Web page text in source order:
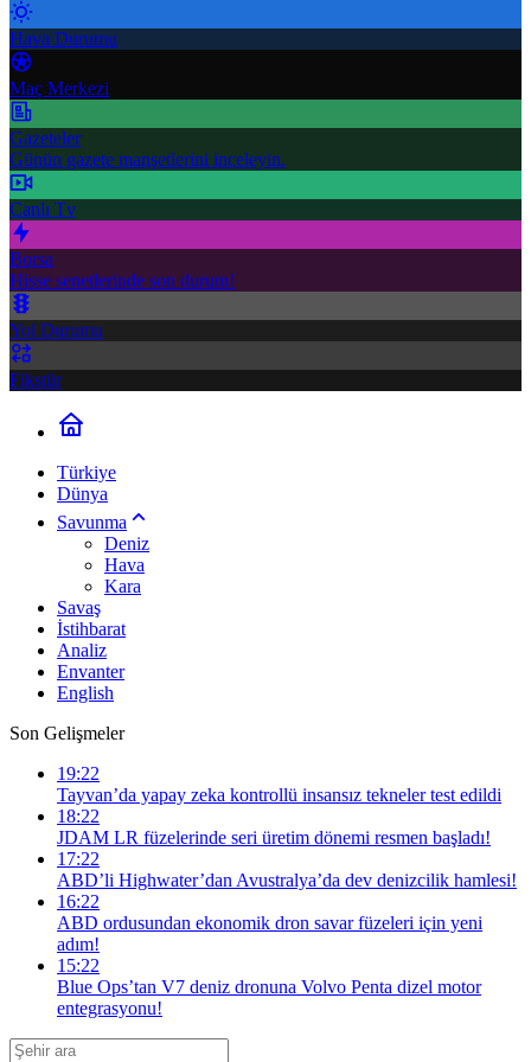
Hava Durumu
Maç Merkezi
Gazeteler
Günün gazete manşetlerini inceleyin.
Canlı Tv
Borsa
Hisse senetlerinde son durum!
Yol Durumu
Fikstür
Türkiye
Dünya
Savunma
Deniz
Hava
Kara
Savaş
İstihbarat
Analiz
Envanter
English
Son Gelişmeler
19:22
Tayvan’da yapay zeka kontrollü insansız tekneler test edildi
18:22
JDAM LR füzelerinde seri üretim dönemi resmen başladı!
17:22
ABD’li Highwater’dan Avustralya’da dev denizcilik hamlesi!
16:22
ABD ordusundan ekonomik dron savar füzeleri için yeni
adım!
15:22
Blue Ops’tan V7 deniz dronuna Volvo Penta dizel motor
entegrasyonu!